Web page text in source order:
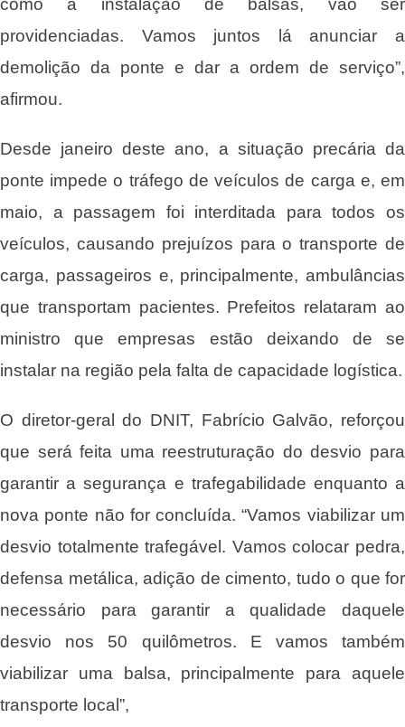
como a instalação de balsas, vão ser
providenciadas. Vamos juntos lá anunciar a
demolição da ponte e dar a ordem de serviço”,
afirmou.
Desde janeiro deste ano, a situação precária da
ponte impede o tráfego de veículos de carga e, em
maio, a passagem foi interditada para todos os
veículos, causando prejuízos para o transporte de
carga, passageiros e, principalmente, ambulâncias
que transportam pacientes. Prefeitos relataram ao
ministro que empresas estão deixando de se
instalar na região pela falta de capacidade logística.
O diretor-geral do DNIT, Fabrício Galvão, reforçou
que será feita uma reestruturação do desvio para
garantir a segurança e trafegabilidade enquanto a
nova ponte não for concluída. “Vamos viabilizar um
desvio totalmente trafegável. Vamos colocar pedra,
defensa metálica, adição de cimento, tudo o que for
necessário para garantir a qualidade daquele
desvio nos 50 quilômetros. E vamos também
viabilizar uma balsa, principalmente para aquele
transporte local”,